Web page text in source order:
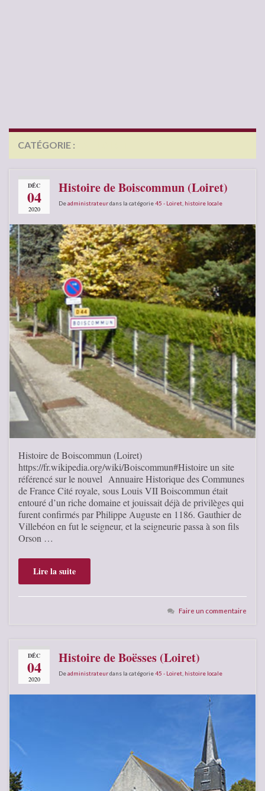
CATÉGORIE :
DÉC
04
2020
Histoire de Boiscommun (Loiret)
Deadministrateurdans la catégorie45 - Loiret histoire locale
Histoire de Boiscommun (Loiret)
https://fr.wikipedia.org/wiki/Boiscommun#Histoire un site
référencé sur le nouvel Annuaire Historique des Communes
de France Cité royale, sous Louis VII Boiscommun était
entouré d’un riche domaine et jouissait déjà de privilèges qui
furent confirmés par Philippe Auguste en 1186. Gauthier de
Villebéon en fut le seigneur, et la seigneurie passa à son fils
Orson …
Lire la suite
Faire un commentaire
DÉC
04
2020
Histoire de Boësses (Loiret)
Deadministrateurdans la catégorie45 - Loiret histoire locale